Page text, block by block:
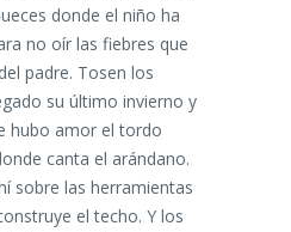
donde el niño ha
no oír las fiebres que
padre. Tosen los
su último invierno y
hubo amor el tordo
canta el arándano.
sobre las herramientas
el techo. Y los